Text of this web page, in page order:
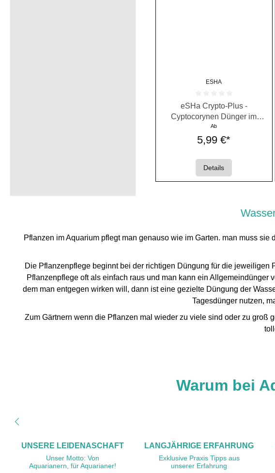
ESHA
Durchschnittliche Bewertung von
eSHa Crypto-Plus -
Cyptocorynen Dünger im
Aquarium
Ab
5,99 €*
Details
Pflanzen im Aquarium pflegt man genauso wie im Garten. man muss
Die Pflanzenpflege beginnt bei der richtigen Düngung für die
Pflanzenpflege oft als einfach raus und man kann ein
dem man entgegen wirken will, dann ist eine gezielte Düngung der
Tagesdünger nutzen,
Zum Gärtnern wenn die Pflanzen mal wieder zu viele sind oder zu groß
Warum bei
UNSERE LEIDENASCHAFT
Unser Motto: Von
Aquarianern, für Aquarianer!
LANGJÄHRIGE ERFAHRUNG
Exklusive Praxis Tipps aus
unserer Erfahrung